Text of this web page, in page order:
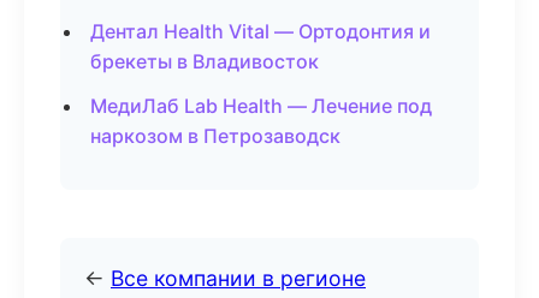
Дентал Health Vital — Ортодонтия и
брекеты в Владивосток
МедиЛаб Lab Health — Лечение под
наркозом в Петрозаводск
← Все компании в регионе